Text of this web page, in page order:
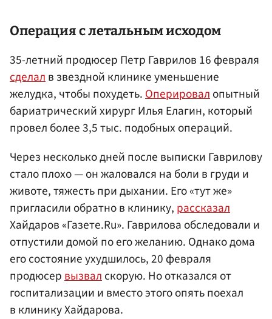
Операция с летальным исходом
35-летний продюсер Петр Гаврилов 16 февраля
сделалв звездной клинике уменьшение
желудка, чтобы похудеть.Оперировалопытный
бариатрический хирург Илья Елагин, который
провел более 3,5 тыс. подобных операций.
Через несколько дней после выписки Гаврилову
стало плохо — он жаловался на боли в груди и
животе, тяжесть при дыхании. Его «тут же»
пригласили обратно в клинику, рассказал
Хайдаров «Газете.Ru». Гаврилова обследовали и
отпустили домой по его желанию. Однако дома
его состояние ухудшилось, 20 февраля
продюсер вызвал скорую. Но отказался от
госпитализации и вместо этого опять поехал
в клинику Хайдарова.